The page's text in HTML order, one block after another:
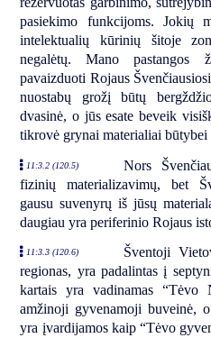
pasiekimo funkcijoms. Jokių
intelektualių kūrinių šitoje
negalėtų. Mano pastangos
pavaizduoti Rojaus
nuostabų grožį būtų
dvasinė, o jūs esate beveik
tikrovė grynai materialiai
11:3.2 (120.5)
Nors
fizinių materializavimų, bet
gausu suvenyrų iš jūsų
daugiau yra periferinio Rojaus
11:3.3 (120.6)
Šventoji
regionas, yra padalintas į
kartais yra vadinamas
amžinoji gyvenamoji buveinė,
yra įvardijamos kaip “Tėvo